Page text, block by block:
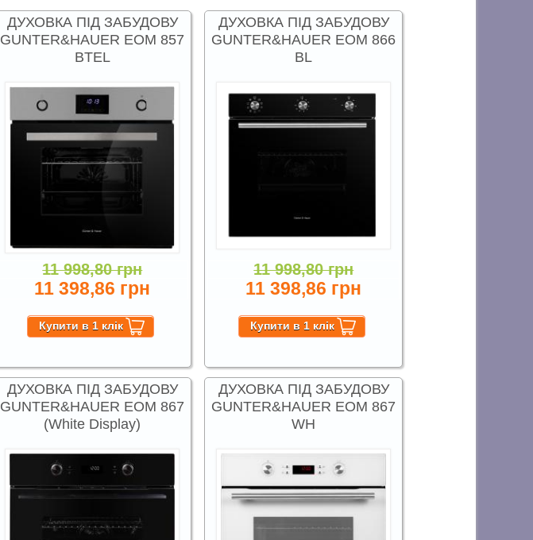
ДУХОВКА ПІД ЗАБУДОВУ
GUNTER&HAUER EOM 857
BTEL
11 998,80 грн
11 398,86 грн
ДУХОВКА ПІД ЗАБУДОВУ
GUNTER&HAUER EOM 866
BL
11 998,80 грн
11 398,86 грн
ДУХОВКА ПІД ЗАБУДОВУ
GUNTER&HAUER EOM 867
(White Display)
ДУХОВКА ПІД ЗАБУДОВУ
GUNTER&HAUER EOM 867
WH